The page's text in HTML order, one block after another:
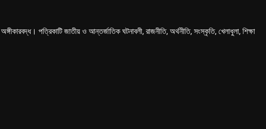
পত্রিকাটি জাতীয় ও আন্তর্জাতিক ঘটনাবলী, রাজনীতি, অর্থনীতি, সংস্কৃতি, খেলাধুলা, শিক্ষা